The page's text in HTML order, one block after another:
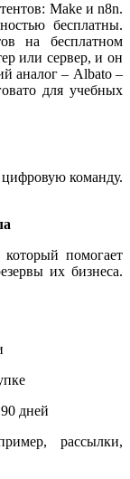
Make и n8n.
бесплатны.
на бесплатном
или сервер, и он
аналог – Albato –
для учебных
команду.
который помогает
их бизнеса.
дней
рассылки,